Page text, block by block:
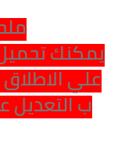
يمكنك
علي
ب التعديل